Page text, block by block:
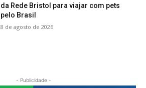
da Rede Bristol para viajar com pets
pelo Brasil
8 de agosto de 2026
- Publicidade -